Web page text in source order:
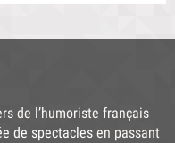
de l’humoriste français
de spectacles en passant